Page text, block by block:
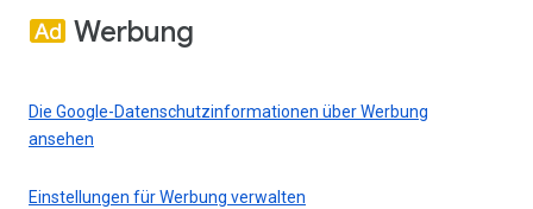
Werbung
Die Google-Datenschutzinformationen über Werbung
ansehen
Einstellungen für Werbung verwalten